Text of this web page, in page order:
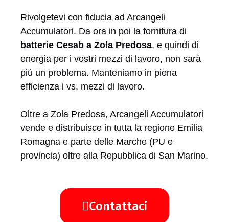
Rivolgetevi con fiducia ad Arcangeli
Accumulatori. Da ora in poi la fornitura di
batterie Cesab a Zola Predosa, e quindi di
energia per i vostri mezzi di lavoro, non sarà
più un problema. Manteniamo in piena
efficienza i vs. mezzi di lavoro.
Oltre a Zola Predosa, Arcangeli Accumulatori
vende e distribuisce in tutta la regione Emilia
Romagna e parte delle Marche (PU e
provincia) oltre alla Repubblica di San Marino.
Contattaci